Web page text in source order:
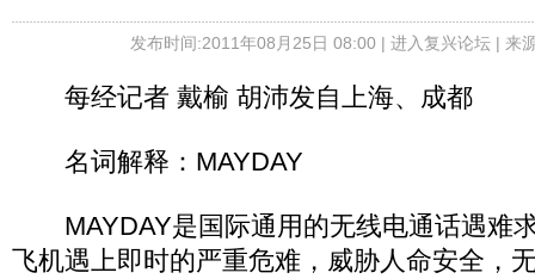
发布时间:2011年08月25日 08:00 | 进入复兴论坛| 来
每经记者 戴榆 胡沛发自上海、成都
名词解释：MAYDAY
MAYDAY是国际通用的无线电通话遇难
飞机遇上即时的严重危难，威胁人命安全，